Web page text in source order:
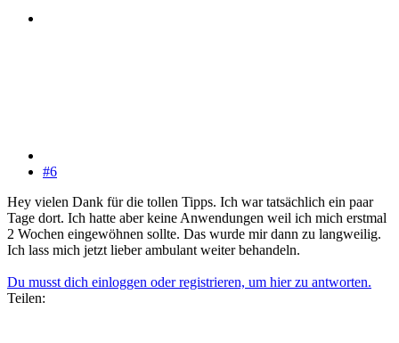
#6
Hey vielen Dank für die tollen Tipps. Ich war tatsächlich ein paar
Tage dort. Ich hatte aber keine Anwendungen weil ich mich erstmal
2 Wochen eingewöhnen sollte. Das wurde mir dann zu langweilig.
Ich lass mich jetzt lieber ambulant weiter behandeln.
Du musst dich einloggen oder registrieren, um hier zu antworten.
Teilen: